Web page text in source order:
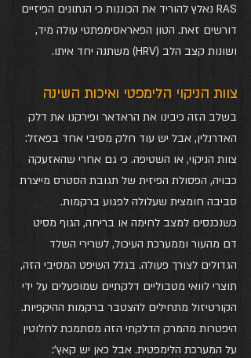
RAS נאלץ להוריד את הכוננות כי הנתונים הפיזיים
דורשים זאת. הטון הפאראסימפתטי עולה מיד,
ושונות קצב הלב (HRV) משתנה יחד איתו.
צוות הניקוי הלימפטי ואיכות השינה
בשלב הזה כיבינו את הראדאר ופירקנו את דלק
האדרנלין, אבל יש עוד חלק מסיבי אחד בפאזל:
צוות הניקוי, או השטיפה. כי גם אחרי שהאזעקה
כבויה, הפסולת הפיזית של תגובת הסטרס מייצרת
סביבה חומצית שעלולה לפגוע ברקמות.
כשנכנסים למצב לחימה או בריחה, הגוף מסיט
דם מהעור וממערכת העיכול, לשרירי השלד
הגדולים לצורך פעולה. בגלל השיפט המסיבי הזה,
תוצרי לוואי מטבוליים דלקתיים שמופעלים על ידי
הקורטיזול מתחילים להצטבר ברקמות ההיקפיות.
היפטרות מהמרק הדלקתי הזה מסתמכת לחלוטין
על המערכת הלימפטית. אבל כאן יש קאץ':